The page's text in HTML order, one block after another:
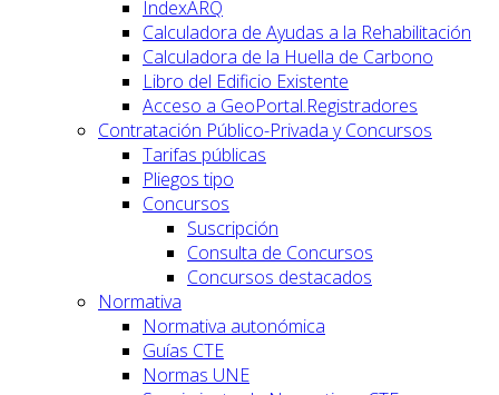
IndexARQ
Calculadora de Ayudas a la Rehabilitación
Calculadora de la Huella de Carbono
Libro del Edificio Existente
Acceso a GeoPortal.Registradores
Contratación Público-Privada y Concursos
Tarifas públicas
Pliegos tipo
Concursos
Suscripción
Consulta de Concursos
Concursos destacados
Normativa
Normativa autonómica
Guías CTE
Normas UNE